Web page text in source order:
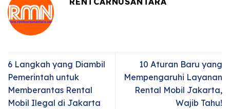
6 Langkah yang Diambil
Pemerintah untuk
Memberantas Rental
Mobil Ilegal di Jakarta
10 Aturan Baru yang
Mempengaruhi Layanan
Rental Mobil Jakarta,
Wajib Tahu!